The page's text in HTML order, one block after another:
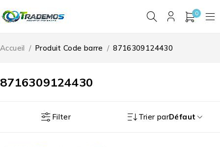
0
8716309124430
Accueil / Produit Code barre / 8716309124430
Filter Trier parDéfaut